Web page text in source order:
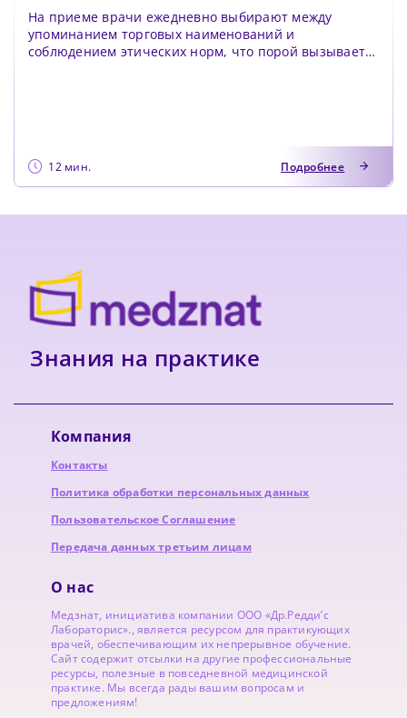
На приеме врачи ежедневно выбирают между
упоминанием торговых наименований и
соблюдением этических норм, что порой вызывает
12 мин. Подробнее
Знания на практике
Компания
Контакты
Политика обработки персональных данных
Пользовательское Соглашение
Передача данных третьим лицам
О нас
Медзнат, инициатива компании ООО «Др.Редди’с
Лабораторис»., является ресурсом для практикующих
врачей, обеспечивающим их непрерывное обучение.
Сайт содержит отсылки на другие профессиональные
ресурсы, полезные в повседневной медицинской
практике. Мы всегда рады вашим вопросам и
предложениям!